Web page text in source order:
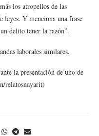
los atropellos de las
leyes. Y menciona una frase
delito tener la razón”.
laborales similares.
la presentación de uno de
relatosnayarit)